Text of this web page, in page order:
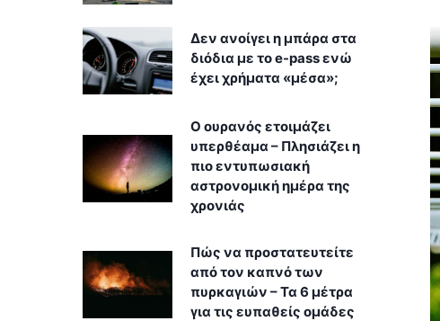
Δεν ανοίγει η μπάρα στα
διόδια με το e-pass ενώ
έχει χρήματα «μέσα»;
Ο ουρανός ετοιμάζει
υπερθέαμα – Πλησιάζει η
πιο εντυπωσιακή
αστρονομική ημέρα της
χρονιάς
Πώς να προστατευτείτε
από τον καπνό των
πυρκαγιών – Τα 6 μέτρα
για τις ευπαθείς ομάδες